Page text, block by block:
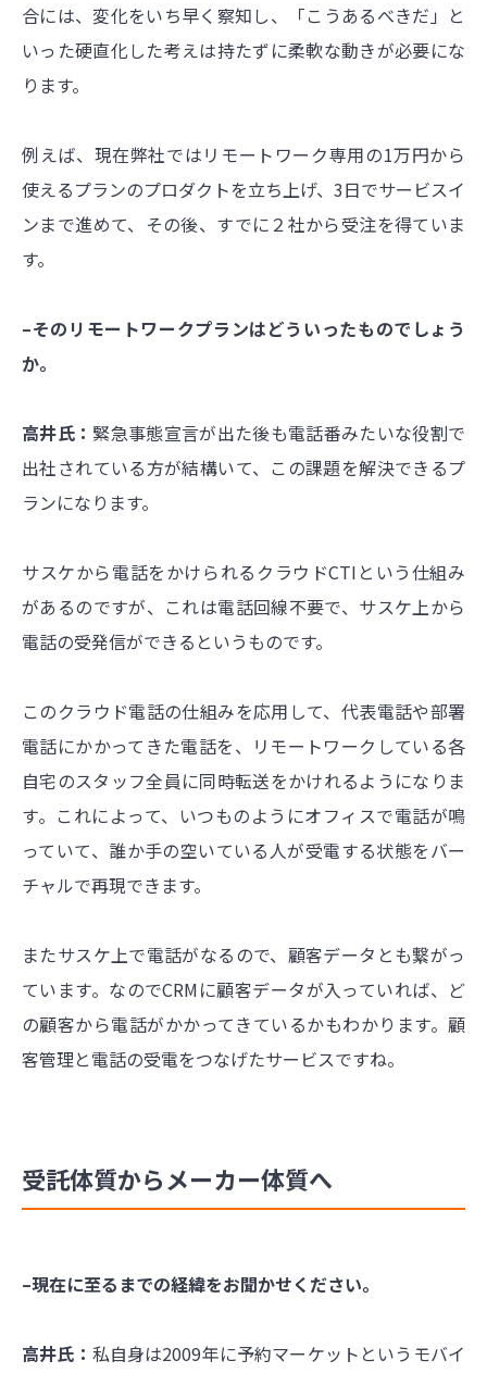
合には、変化をいち早く察知し、「こうあるべきだ」と
いった硬直化した考えは持たずに柔軟な動きが必要にな
ります。
例えば、現在弊社ではリモートワーク専用の1万円から
使えるプランのプロダクトを立ち上げ、3日でサービスイ
ンまで進めて、その後、すでに２社から受注を得ていま
す。
–そのリモートワークプランはどういったものでしょう
か。
高井氏： 緊急事態宣言が出た後も電話番みたいな役割で
出社されている方が結構いて、この課題を解決できるプ
ランになります。
サスケから電話をかけられる クラウドCTIという仕組み
があるのですが、これは電話回線不要で、サスケ上から
電話の受発信ができるというものです。
このクラウド電話の仕組みを応用して、代表電話や部署
電話にかかってきた電話を、 リモートワークしている各
自宅のスタッフ全員に同時転送をかけれるようになりま
す。これによって、いつものようにオフィスで電話が鳴
っていて、誰か手の空いている人が受電する状態をバー
チャルで再現できます。
またサスケ上で電話がなるので、顧客データとも繋がっ
ています。なのでCRMに顧客データが入っていれば、ど
の顧客から電話がかかってきているかもわかります。顧
客管理と電話の受電をつなげたサービスですね。
受託体質からメーカー体質へ
–現在に至るまでの経緯をお聞かせください。
高井氏： 私自身は2009年に予約マーケットというモバイ